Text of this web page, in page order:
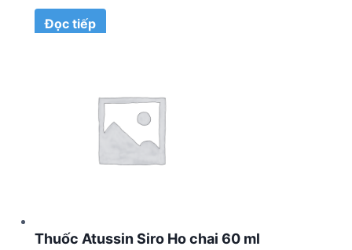
Đọc tiếp
Thuốc Atussin Siro Ho chai 60 ml